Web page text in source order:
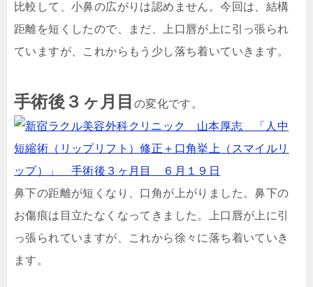
比較して、小鼻の広がりは認めません。今回は、結構
距離を短くしたので、まだ、上口唇が上に引っ張られ
ていますが、これからもう少し落ち着いていきます。
手術後３ヶ月目 の変化です。
鼻下の距離が短くなり、口角が上がりました。鼻下の
お傷痕は目立たなくなってきました。上口唇が上に引
っ張られていますが、これから徐々に落ち着いていき
ます。